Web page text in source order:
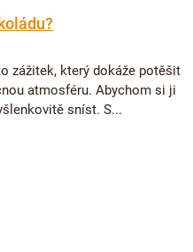
zážitek, který dokáže potěšit
atmosféru. Abychom si ji
sníst. S...